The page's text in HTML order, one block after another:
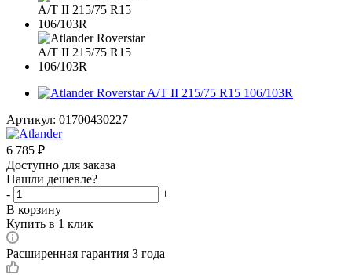
Артикул: 01700430227
6 785 ₽
Доступно для заказа
Нашли дешевле?
-
+
В корзину
Купить в 1 клик
Расширенная гарантия 3 года